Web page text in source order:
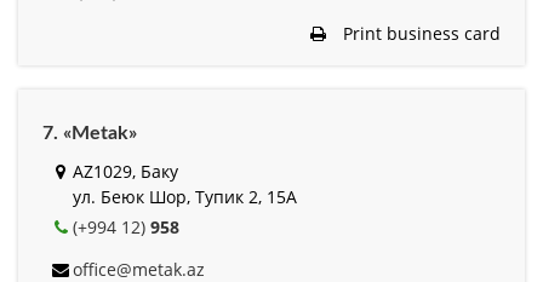
Print business card
7. «Metak»
AZ1029, Баку
ул. Беюк Шор, Тупик 2, 15А
(+994 12) 958
office@metak.az